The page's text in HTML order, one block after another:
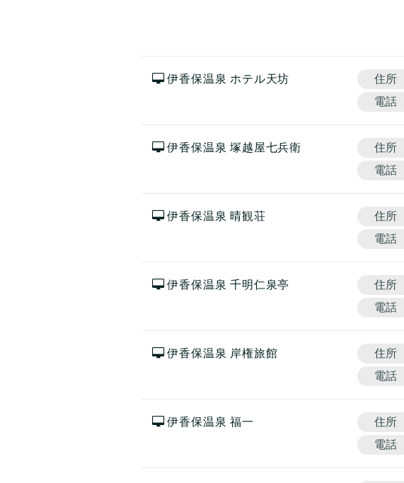
伊香保温泉 ホテル天坊 住所
電話
伊香保温泉 塚越屋七兵衛 住所
電話
伊香保温泉 晴観荘 住所
電話
伊香保温泉 千明仁泉亭 住所
電話
伊香保温泉 岸権旅館 住所
電話
伊香保温泉 福一 住所
電話